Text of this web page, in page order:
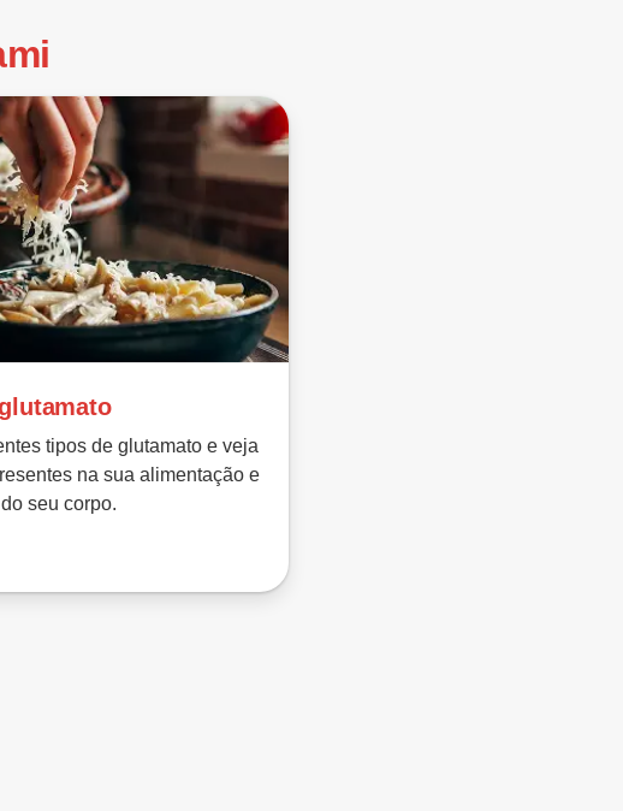
tipos de glutamato e veja
na sua alimentação e
seu corpo.